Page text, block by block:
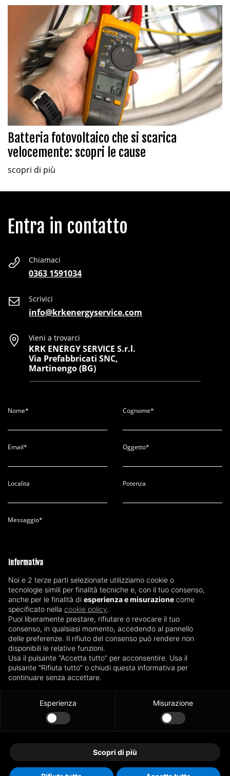
Batteria fotovoltaico che si scarica
velocemente: scopri le cause
scopri di più
Entra in contatto
Chiamaci
0363 1591034
Scrivici
info@krkenergyservice.com
Vieni a trovarci
KRK ENERGY SERVICE S.r.l.
Via Prefabbricati SNC,
Martinengo (BG)
Nome* Cognome*
Email* Oggetto*
Localita Potenza
Messaggio*
INVIA
Manutenzione Impianti Fotovoltaici Milano e Provincia
Manutenzione Impianti Fotovoltaici Brescia e Provincia
Manutenzione Impianti Fotovoltaici Bergamo e Provincia
Manutenzione Impianti Fotovoltaici Cremona e Provincia
Manutenzione Impianti Fotovoltaici Piacenza e Provincia
Informativa
Noi e 2 terze parti selezionate utilizziamo cookie o
tecnologie simili per finalità tecniche e, con il tuo consenso,
anche per le finalità di esperienza e misurazione come
specificato nella cookie policy.
Puoi liberamente prestare, rifiutare o revocare il tuo
consenso, in qualsiasi momento, accedendo al pannello
delle preferenze. Il rifiuto del consenso può rendere non
disponibili le relative funzioni.
Usa il pulsante “Accetta tutto” per acconsentire. Usa il
pulsante “Rifiuta tutto” o chiudi questa informativa per
continuare senza accettare.
Esperienza Misurazione
Scopri di più